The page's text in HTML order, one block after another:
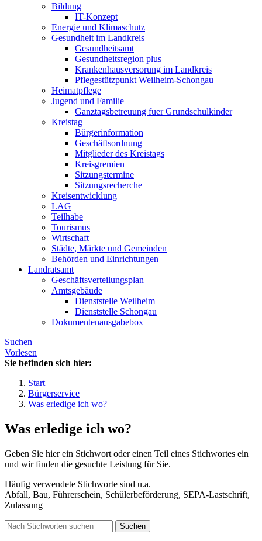
Bildung
IT-Konzept
Energie und Klimaschutz
Gesundheit im Landkreis
Gesundheitsamt
Gesundheitsregion plus
Krankenhausversorung im Landkreis
Pflegestützpunkt Weilheim-Schongau
Heimatpflege
Jugend und Familie
Ganztagsbetreuung fuer Grundschulkinder
Kreistag
Bürgerinformation
Geschäftsordnung
Mitglieder des Kreistags
Kreisgremien
Sitzungstermine
Sitzungsrecherche
Kreisentwicklung
LAG
Teilhabe
Tourismus
Wirtschaft
Städte, Märkte und Gemeinden
Behörden und Einrichtungen
Landratsamt
Geschäftsverteilungsplan
Amtsgebäude
Dienststelle Weilheim
Dienststelle Schongau
Dokumentenausgabebox
Suchen
Vorlesen
Sie befinden sich hier:
Start
Bürgerservice
Was erledige ich wo?
Was erledige ich wo?
Geben Sie hier ein Stichwort oder einen Teil eines Stichwortes ein
und wir finden die gesuchte Leistung für Sie.
Häufig verwendete Stichworte sind u.a.
Abfall, Bau, Führerschein, Schülerbeförderung, SEPA-Lastschrift,
Zulassung
Suchen